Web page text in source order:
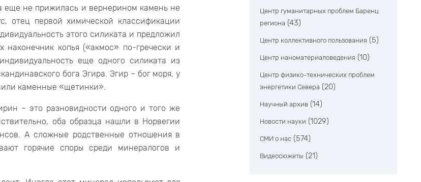
еще не прижилась и вернерином камень не
отец первой химической классификации
этого силиката и предложил
копья («акмос» по-гречески и
еще одного силиката из
бога Эгира. Эгир – бог моря, у
каменные «щетинки».
– это разновидности одного и того же
оба образца нашли в Норвегии
А сложные родственные отношения в
горячие споры среди минералогов и
Центр гуманитарных проблем Баренц
региона (43)
Центр коллективного пользования (5)
Центр наноматериаловедения (10)
Центр физико-технических проблем
энергетики Севера (20)
Научный архив (14)
Новости науки (1029)
СМИ о нас (574)
Видеосюжеты (21)